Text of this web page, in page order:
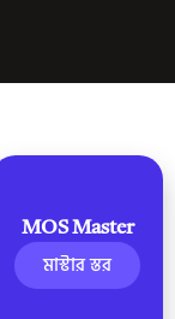
MOS Master
মাস্টার স্তর